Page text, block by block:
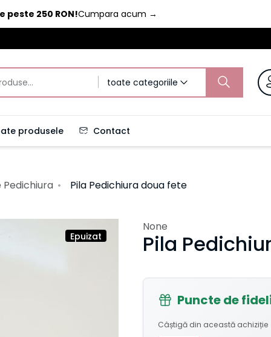
250 RON!Cumpara acum →
toate categoriile
produsele Contact
Pedichiura Pila Pedichiura doua fete
Epuizat
None
Pila
Puncte de
Câștigă din această achiziție